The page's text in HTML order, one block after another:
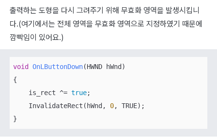
출력하는 도형을 다시 그려주기 위해 무효화 영역을 발생시킵니
다.(여기에서는 전체 영역을 무효화 영역으로 지정하였기 때문에
깜빡임이 있어요.)
void OnLButtonDown(HWND hWnd )
{
    is_rect ^=
true;
    InvalidateRect(hWnd,
0, TRUE);
}